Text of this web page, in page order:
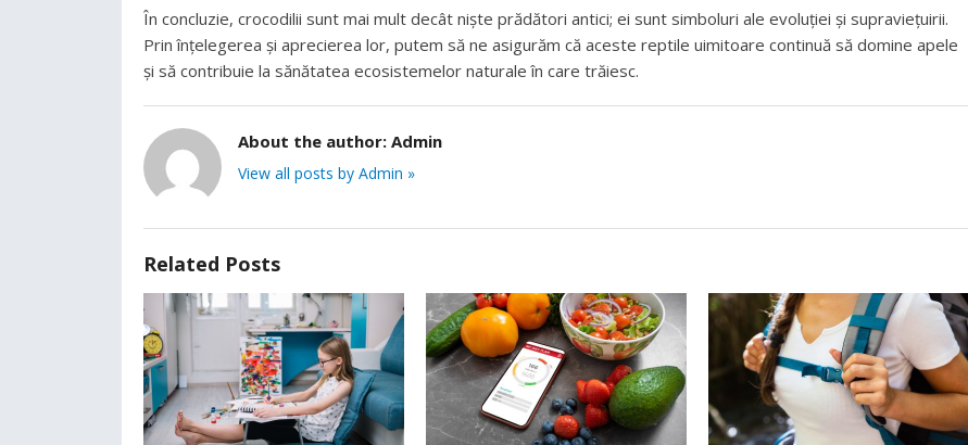
În concluzie, crocodilii sunt mai mult decât niște prădători antici; ei sunt simboluri ale evoluției și supraviețuirii.
Prin înțelegerea și aprecierea lor, putem să ne asigurăm că aceste reptile uimitoare continuă să domine apele
și să contribuie la sănătatea ecosistemelor naturale în care trăiesc.
About the author: Admin
View all posts by Admin »
Related Posts